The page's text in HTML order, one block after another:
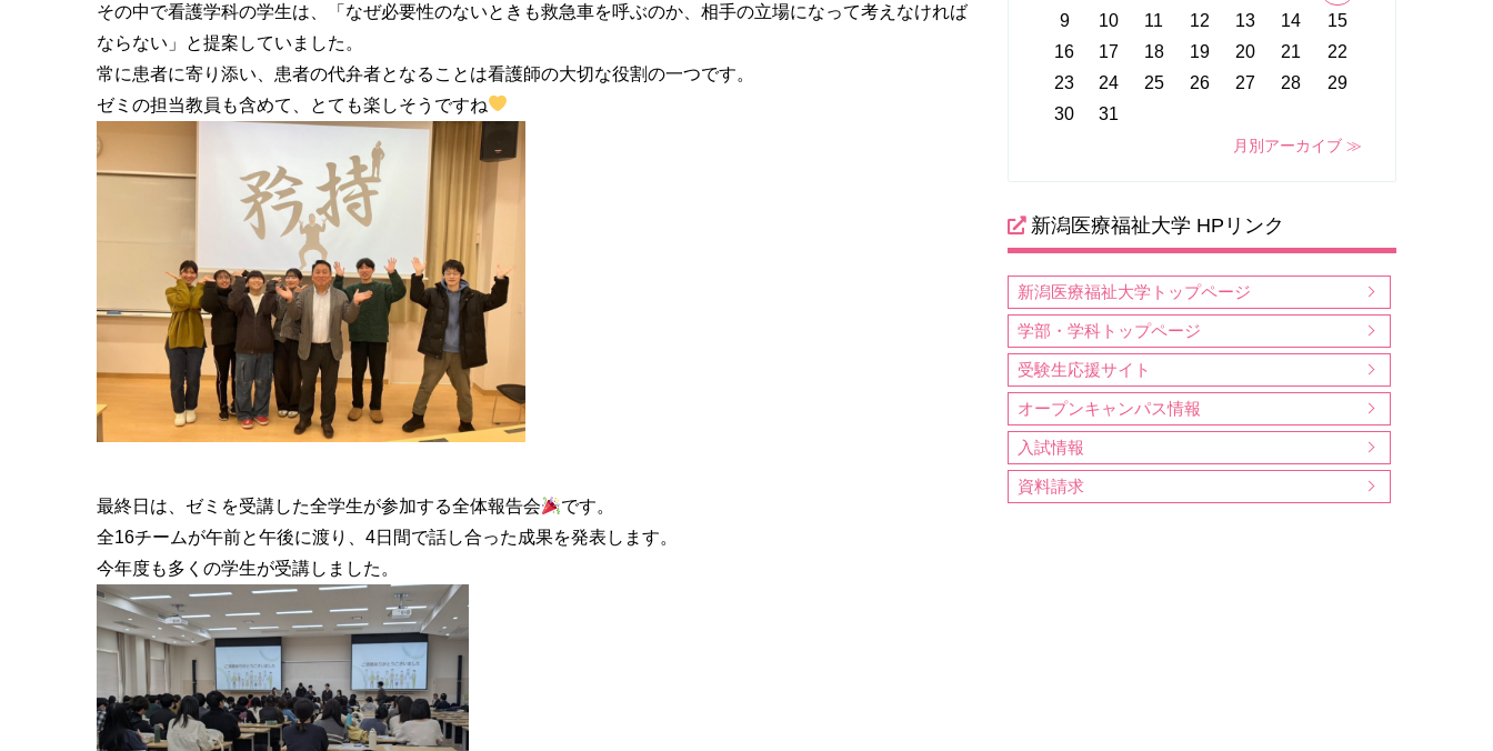
その中で看護学科の学生は、「なぜ必要性のないときも救急車を呼ぶのか、相手の立場になって考えなければ
ならない」と提案していました。
常に患者に寄り添い、患者の代弁者となることは看護師の大切な役割の一つです。
ゼミの担当教員も含めて、とても楽しそうですね
最終日は、 ゼミを受講した全学生が参加する全体報告会
です。
全16チームが午前と午後に渡り、4日間で話し合った成果を発表します。
今年度も多くの学生が受講しました。
9
10 11 12 13 14
15
16
17 18 19 20 21
22
23
24 25 26 27 28
29
30
31
月別アーカイブ ≫
新潟医療福祉大学 HPリンク
新潟医療福祉大学トップページ
学部・学科トップページ
受験生応援サイト
オープンキャンパス情報
入試情報
資料請求